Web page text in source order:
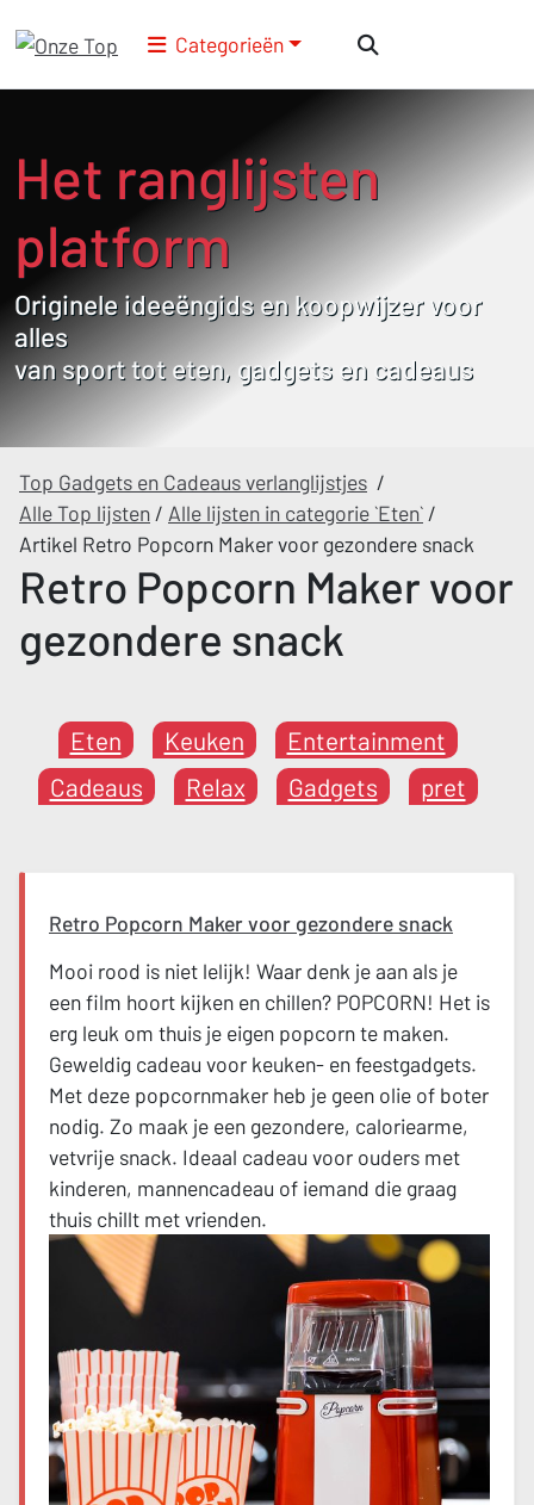
Categorieën
Het ranglijsten
platform
Originele ideeëngids en koopwijzer voor
alles
van sport tot eten, gadgets en cadeaus
Top Gadgets en Cadeaus verlanglijstjes /
Alle Top lijsten / Alle lijsten in categorie `Eten` /
Artikel Retro Popcorn Maker voor gezondere snack
Retro Popcorn Maker voor
gezondere snack
Eten Keuken
Entertainment
Cadeaus
Relax Gadgets pret
Retro Popcorn Maker voor gezondere snack
Mooi rood is niet lelijk! Waar denk je aan als je
een film hoort kijken en chillen? POPCORN! Het is
erg leuk om thuis je eigen popcorn te maken.
Geweldig cadeau voor keuken- en feestgadgets.
Met deze popcornmaker heb je geen olie of boter
nodig. Zo maak je een gezondere, caloriearme,
vetvrije snack. Ideaal cadeau voor ouders met
kinderen, mannencadeau of iemand die graag
thuis chillt met vrienden.